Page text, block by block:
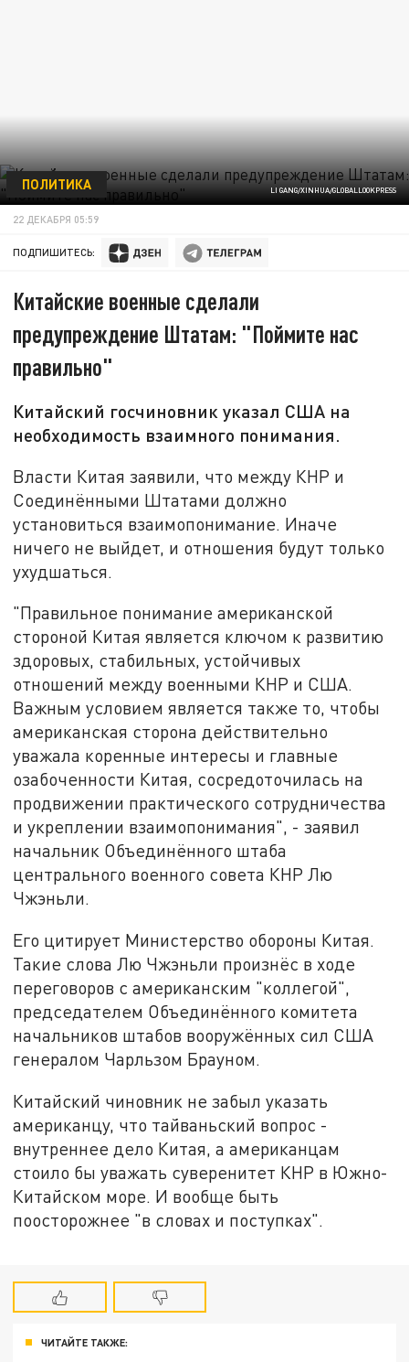
LI GANG/XINHUA/GLOBALLOOKPRESS
ПОЛИТИКА
22 ДЕКАБРЯ 05:59
ПОДПИШИТЕСЬ:
Китайские военные сделали
предупреждение Штатам: "Поймите нас
правильно"
Китайский госчиновник указал США на
необходимость взаимного понимания.
Власти Китая заявили, что между КНР и
Соединёнными Штатами должно
установиться взаимопонимание. Иначе
ничего не выйдет, и отношения будут только
ухудшаться.
"Правильное понимание американской
стороной Китая является ключом к развитию
здоровых, стабильных, устойчивых
отношений между военными КНР и США.
Важным условием является также то, чтобы
американская сторона действительно
уважала коренные интересы и главные
озабоченности Китая, сосредоточилась на
продвижении практического сотрудничества
и укреплении взаимопонимания", - заявил
начальник Объединённого штаба
центрального военного совета КНР Лю
Чжэньли.
Его цитирует Министерство обороны Китая.
Такие слова Лю Чжэньли произнёс в ходе
переговоров с американским "коллегой",
председателем Объединённого комитета
начальников штабов вооружённых сил США
генералом Чарльзом Брауном.
Китайский чиновник не забыл указать
американцу, что тайваньский вопрос -
внутреннее дело Китая, а американцам
стоило бы уважать суверенитет КНР в Южно-
Китайском море. И вообще быть
поосторожнее "в словах и поступках".
ЧИТАЙТЕ ТАКЖЕ: